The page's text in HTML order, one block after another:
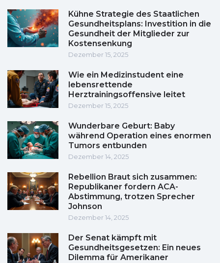
Kühne Strategie des Staatlichen
Gesundheitsplans: Investition in die
Gesundheit der Mitglieder zur
Kostensenkung
Dezember 15, 2025
Wie ein Medizinstudent eine
lebensrettende
Herztrainingsoffensive leitet
Dezember 15, 2025
Wunderbare Geburt: Baby
während Operation eines enormen
Tumors entbunden
Dezember 14, 2025
Rebellion Braut sich zusammen:
Republikaner fordern ACA-
Abstimmung, trotzen Sprecher
Johnson
Dezember 14, 2025
Der Senat kämpft mit
Gesundheitsgesetzen: Ein neues
Dilemma für Amerikaner